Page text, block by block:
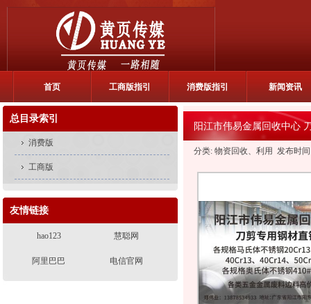
首页 工商版指引 消费版指引 新闻资讯
总目录索引
消费版
工商版
友情链接
hao123 慧聪网
阿里巴巴 电信官网
阳江市伟易金属回收中心
分类: 物资回收、利用 发布时间